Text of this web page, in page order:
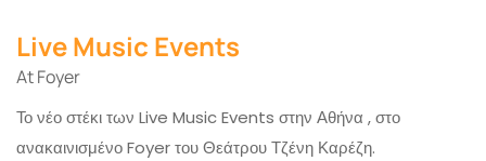
Live Music Events
At Foyer
Το νέο στέκι των Live Music Events στην Αθήνα , στο
ανακαινισμένο Foyer του Θεάτρου Τζένη Καρέζη.